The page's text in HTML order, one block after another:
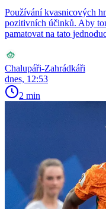
Používání kvasnicových
pozitivních účinků. Aby
pamatovat na tato
Chalupáři-Zahrádkáři
dnes, 12:53
2 min